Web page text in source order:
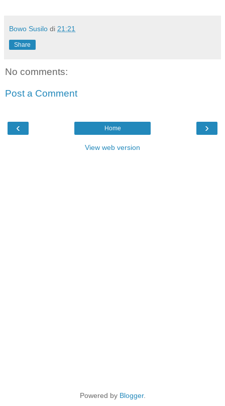
Bowo Susilo di 21:21
Share
No comments:
Post a Comment
‹ ›
Home
View web version
Powered by Blogger.